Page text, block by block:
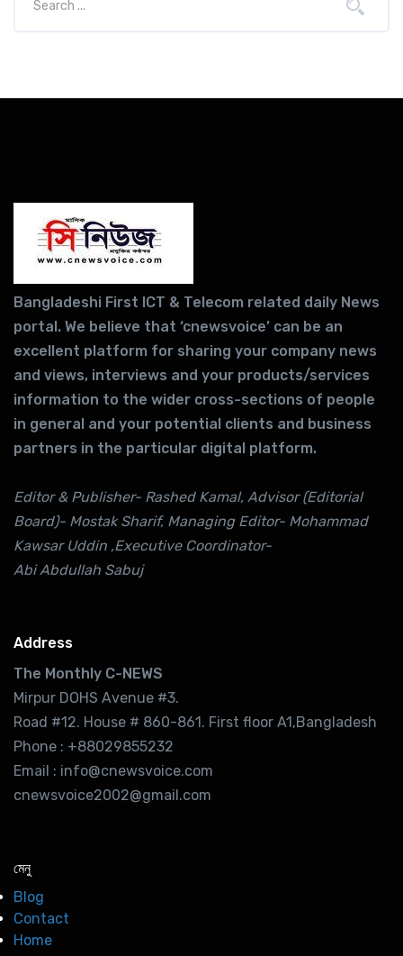
Bangladeshi First ICT & Telecom related daily News
portal. We believe that ‘cnewsvoice’ can be an
excellent platform for sharing your company news
and views, interviews and your products/services
information to the wider cross-sections of people
in general and your potential clients and business
partners in the particular digital platform.
Editor & Publisher- Rashed Kamal, Advisor (Editorial
Board)- Mostak Sharif, Managing Editor- Mohammad
Kawsar Uddin ,Executive Coordinator-
Abi Abdullah Sabuj
Address
The Monthly C-NEWS
Mirpur DOHS Avenue #3.
Road #12. House # 860-861. First floor A1,Bangladesh
Phone : +88029855232
Email : info@cnewsvoice.com
cnewsvoice2002@gmail.com
মেনু
Blog
Contact
Home